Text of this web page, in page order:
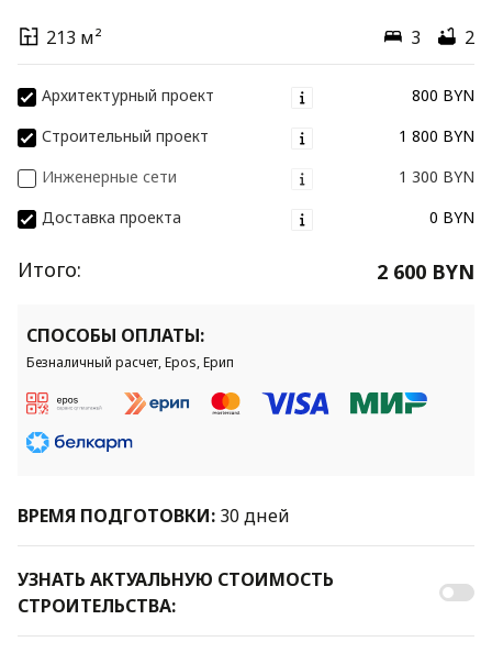
213 м² 3 2
Архитектурный проект
800 BYN
Строительный проект
1 800 BYN
Инженерные сети
1 300 BYN
Доставка проекта
0 BYN
Итого: 2 600 BYN
СПОСОБЫ ОПЛАТЫ:
Безналичный расчет, Epos, Ерип
ВРЕМЯ ПОДГОТОВКИ: 30 дней
УЗНАТЬ АКТУАЛЬНУЮ СТОИМОСТЬ
СТРОИТЕЛЬСТВА: